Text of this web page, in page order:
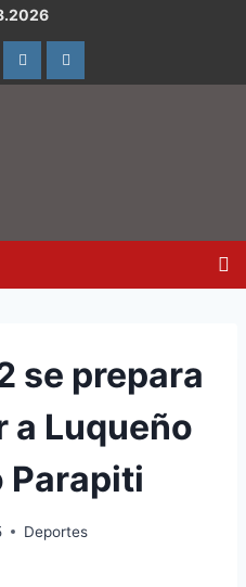
se prepara
a Luqueño
Parapiti
Deportes